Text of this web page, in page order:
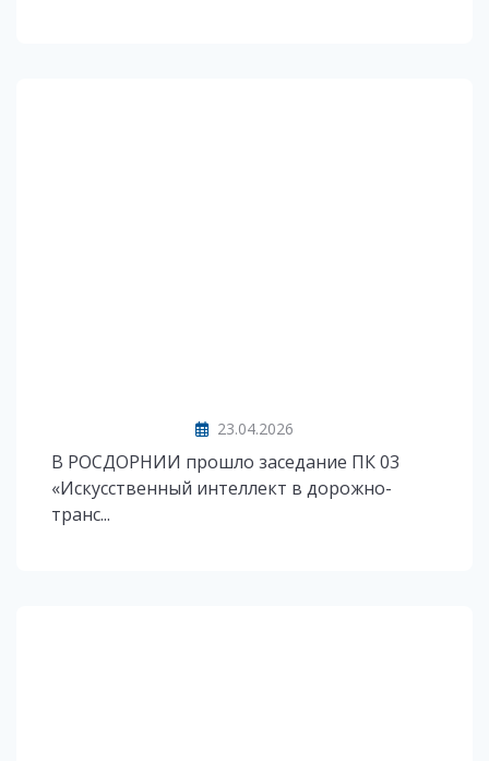
23.04.2026
В РОСДОРНИИ прошло заседание ПК 03
«Искусственный интеллект в дорожно-
транс...